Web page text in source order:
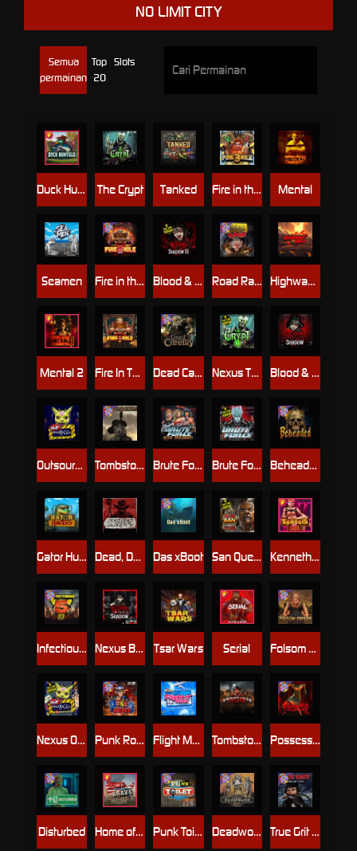
NO LIMIT CITY
Semua
permainan
Top
20
Slots
Nexus Blood & Shadow
Seamen
Duck Hunters Fire in the Hole 3
Dead, Dead, or Deader
Highway to Hell
Tsar Wars
Brute Force
Home of the Brave
Mental 2
Tombstone Slaughter
San Quentin 2: Death Row
Blood & Shadow
Blood & Shadow 2
Mental
The Crypt
Outsourced
Punk Rocker 2
Deadwood R.I.P
Beheaded
Brute Force: Alien Onslaught
Nexus Outsourced
Nexus The Crypt
Gator Hunters Kenneth Must Die
Tombstone RIP
Fire in the Hole 2
Tanked
Fire In The Hole xBomb
Folsom Prison
Das xBoot
Road Rage
Flight Mode
Serial
Punk Toilet
Possessed
Disturbed
Infectious 5 xWays
Dead Canary
True Grit Redemption